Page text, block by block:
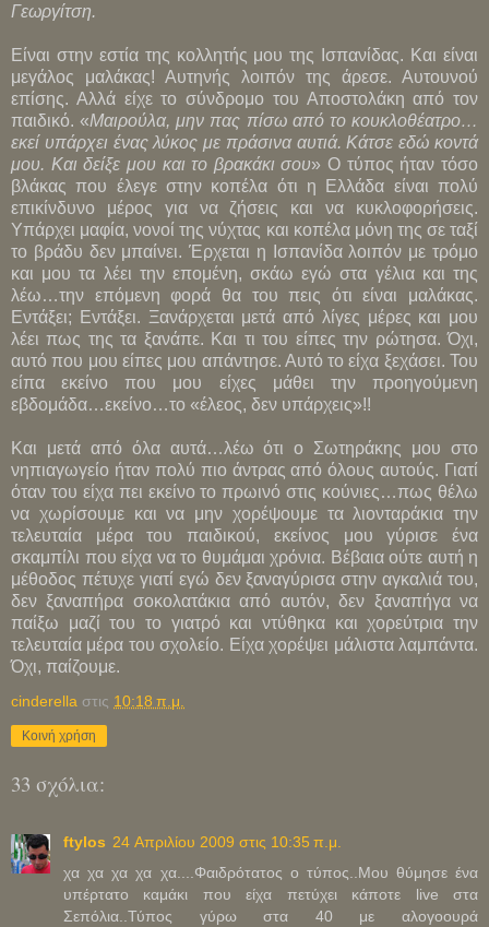
Γεωργίτση.
Είναι στην εστία της κολλητής μου της Ισπανίδας. Και είναι
μεγάλος μαλάκας! Αυτηνής λοιπόν της άρεσε. Αυτουνού
επίσης. Αλλά είχε το σύνδρομο του Αποστολάκη από τον
παιδικό. «Μαιρούλα, μην πας πίσω από το κουκλοθέατρο…
εκεί υπάρχει ένας λύκος με πράσινα αυτιά. Κάτσε εδώ κοντά
μου. Και δείξε μου και το βρακάκι σου» Ο τύπος ήταν τόσο
βλάκας που έλεγε στην κοπέλα ότι η Ελλάδα είναι πολύ
επικίνδυνο μέρος για να ζήσεις και να κυκλοφορήσεις.
Υπάρχει μαφία, νονοί της νύχτας και κοπέλα μόνη της σε ταξί
το βράδυ δεν μπαίνει. Έρχεται η Ισπανίδα λοιπόν με τρόμο
και μου τα λέει την επομένη, σκάω εγώ στα γέλια και της
λέω…την επόμενη φορά θα του πεις ότι είναι μαλάκας.
Εντάξει; Εντάξει. Ξανάρχεται μετά από λίγες μέρες και μου
λέει πως της τα ξανάπε. Και τι του είπες την ρώτησα. Όχι,
αυτό που μου είπες μου απάντησε. Αυτό το είχα ξεχάσει. Του
είπα εκείνο που μου είχες μάθει την προηγούμενη
εβδομάδα…εκείνο…το «έλεος, δεν υπάρχεις»!!
Και μετά από όλα αυτά…λέω ότι ο Σωτηράκης μου στο
νηπιαγωγείο ήταν πολύ πιο άντρας από όλους αυτούς. Γιατί
όταν του είχα πει εκείνο το πρωινό στις κούνιες…πως θέλω
να χωρίσουμε και να μην χορέψουμε τα λιονταράκια την
τελευταία μέρα του παιδικού, εκείνος μου γύρισε ένα
σκαμπίλι που είχα να το θυμάμαι χρόνια. Βέβαια ούτε αυτή η
μέθοδος πέτυχε γιατί εγώ δεν ξαναγύρισα στην αγκαλιά του,
δεν ξαναπήρα σοκολατάκια από αυτόν, δεν ξαναπήγα να
παίξω μαζί του το γιατρό και ντύθηκα και χορεύτρια την
τελευταία μέρα του σχολείο. Είχα χορέψει μάλιστα λαμπάντα.
Όχι, παίζουμε.
cinderella στις 10:18 π.μ.
Κοινή χρήση
33 σχόλια:
ftylos 24 Απριλίου 2009 στις 10:35 π.μ.
χα χα χα χα χα....Φαιδρότατος ο τύπος..Μου θύμησε ένα
υπέρτατο καμάκι που είχα πετύχει κάποτε live στα
Σεπόλια..Τύπος γύρω στα 40 με αλογοουρά